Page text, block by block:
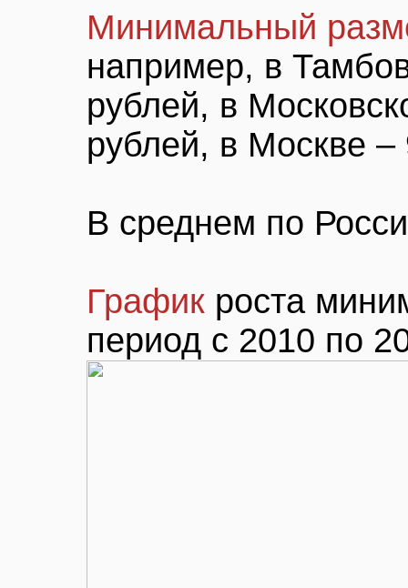
Минимальный
например, в
рублей, в
рублей, в Москве –
В среднем по
График роста
период с 2010 по